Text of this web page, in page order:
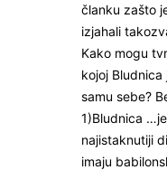
članku zašto
izjahali
Kako mogu
kojoj Bludnica
samu sebe?
1)Bludnica
najistaknutiji
imaju